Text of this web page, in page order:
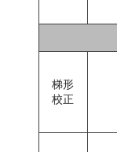
梯形
校正